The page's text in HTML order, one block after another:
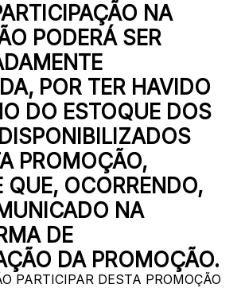
NA
PODERÁ SER
POR TER HAVIDO
DO ESTOQUE DOS
PROMOÇÃO,
QUE, OCORRENDO,
NA
DE
DA PROMOÇÃO.
PARTICIPAR DESTA PROMOÇÃO